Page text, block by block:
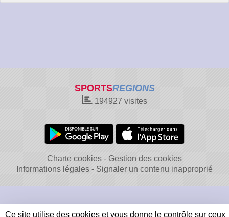
SPORTSREGIONS
194927 visites
Charte cookies
Gestion des cookies
Informations légales
Signaler un contenu inapproprié
Ce site utilise des cookies et vous donne le contrôle sur ceux